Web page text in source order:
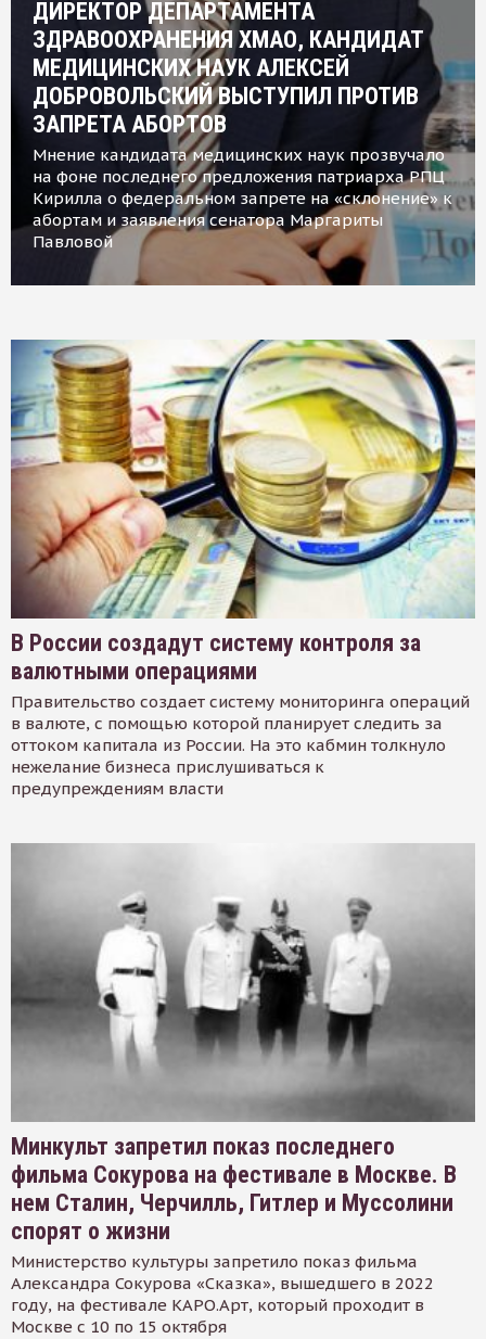
ДИРЕКТОР ДЕПАРТАМЕНТА
ЗДРАВООХРАНЕНИЯ ХМАО, КАНДИДАТ
МЕДИЦИНСКИХ НАУК АЛЕКСЕЙ
ДОБРОВОЛЬСКИЙ ВЫСТУПИЛ ПРОТИВ
ЗАПРЕТА АБОРТОВ
Мнение кандидата медицинских наук прозвучало
на фоне последнего предложения патриарха РПЦ
Кирилла о федеральном запрете на «склонение» к
абортам и заявления сенатора Маргариты
Павловой
В России создадут систему контроля за
валютными операциями
Правительство создает систему мониторинга операций
в валюте, с помощью которой планирует следить за
оттоком капитала из России. На это кабмин толкнуло
нежелание бизнеса прислушиваться к
предупреждениям власти
Минкульт запретил показ последнего
фильма Сокурова на фестивале в Москве. В
нем Сталин, Черчилль, Гитлер и Муссолини
спорят о жизни
Министерство культуры запретило показ фильма
Александра Сокурова «Сказка», вышедшего в 2022
году, на фестивале КАРО.Арт, который проходит в
Москве с 10 по 15 октября